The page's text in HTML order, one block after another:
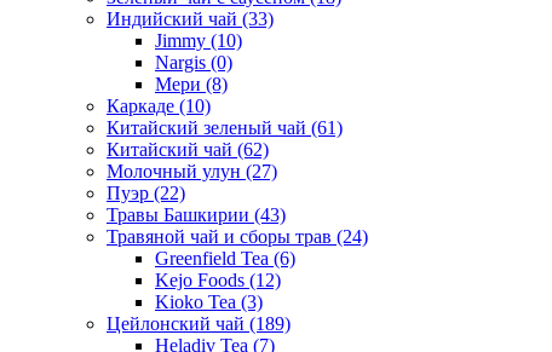
Индийский чай (33)
Jimmy (10)
Nargis (0)
Мери (8)
Каркаде (10)
Китайский зеленый чай (61)
Китайский чай (62)
Молочный улун (27)
Пуэр (22)
Травы Башкирии (43)
Травяной чай и сборы трав (24)
Greenfield Tea (6)
Kejo Foods (12)
Kioko Tea (3)
Цейлонский чай (189)
Heladiv Tea (7)